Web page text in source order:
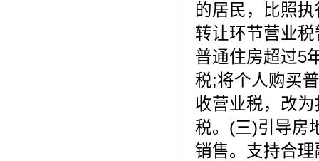
的居民，比照
转让环节营业
普通住房超过5
税;将个人购买
收营业税，改
税。(三)引导房
销售。支持合